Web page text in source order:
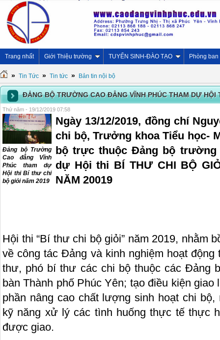
Trang nhất Giới Thiệu trường TUYỂN SINH-ĐÀO TẠO Phòng ban
» Tin Tức » Tin tức » Bản tin nội bộ
ĐẢNG BỘ TRƯỜNG CAO ĐẲNG VĨNH PHÚC THAM DỰ HỘI
Thứ năm - 19/12/2019 07:58
Đảng bộ Trường
Cao đẳng Vĩnh
Phúc tham dự
Hội thi Bí thư chi
bộ giỏi năm 2019
Ngày 13/12/2019, đồng chí
chi bộ, Trưởng khoa Tiểu học-
bộ trực thuộc Đảng bộ trường
dự Hội thi BÍ THƯ CHI BỘ
NĂM 20019
Hội thi “Bí thư chi bộ giỏi” năm 2019, nhằm
về công tác Đảng và kinh nghiệm hoạt
thư, phó bí thư các chi bộ thuộc các Đảng
bàn Thành phố Phúc Yên; tạo điều kiện
phần nâng cao chất lượng sinh hoạt chi
kỹ năng xử lý các tình huống thực tế thực
được giao.